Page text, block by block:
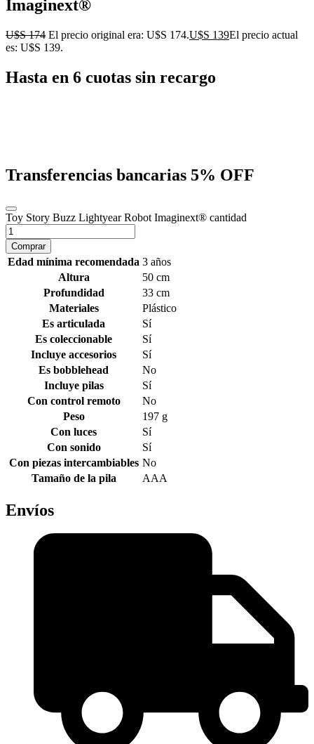
Imaginext®
U$S174 El precio original era: U$S 174.U$S 139El precio actual
es: U$S 139.
Hasta en 6 cuotas sin recargo
Transferencias bancarias 5% OFF
Toy Story Buzz Lightyear Robot Imaginext® cantidad
Comprar
Edad mínima recomendada 3 años
Altura
50 cm
Profundidad
33 cm
Materiales
Plástico
Es articulada
Sí
Es coleccionable
Sí
Incluye accesorios
Sí
Es bobblehead
No
Incluye pilas
Sí
Con control remoto
No
Peso
197 g
Con luces
Sí
Con sonido
Sí
Con piezas intercambiables No
Tamaño de la pila
AAA
Envíos